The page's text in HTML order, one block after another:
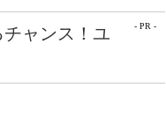
- PR -
ャンス！ユ